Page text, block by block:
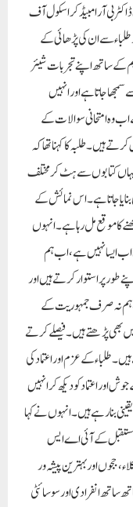
بی آر امبیڈکر اسکول آف
طلباء سے ان کی پڑھائی کے
کے ساتھ اپنے تجربات شیئر
جاتا ہے اور انہیں
وہ امتحانی سوالات کے
ہیں۔طلبہ کا کہنا تھا کہ
کتابوں سے ہٹ کر مختلف
جاتا ہے۔ اس نمائش کے
کا موقع مل رہا ہے۔انہوں
اب ایسا نہیں ہے، اب ہم
طور پر استوار کرتے ہیں اور
ہم نہ صرف جمہوریت کے
بھی پڑھتے ہیں۔فیصلے کرتے
کے عزم اور اعتماد کی
اعتماد کو دیکھ کر انہیں
بنا رہے ہیں۔ انہوں نے کہا
مستقبل کے آئی اے ایس
، ججوں اور بہترین پیشہ ور
ساتھ انفرادی اور سوسائٹی